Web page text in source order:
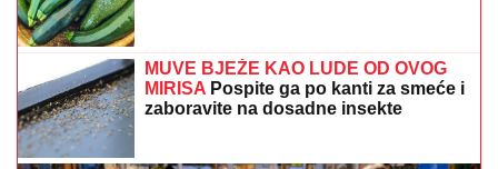
MUVE BJEŽE KAO LUDE OD OVOG
MIRISA Pospite ga po kanti za smeće i
zaboravite na dosadne insekte